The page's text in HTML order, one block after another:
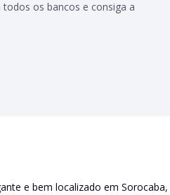
os bancos e consiga a
e bem localizado em